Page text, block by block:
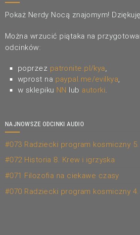
Pokaż Nerdy Nocą znajomym!
Można wrzucić piątaka na
odcinków:
poprzez patronite.pl/kya,
wprost na paypal.me/evilkya,
w sklepiku NN lub autorki.
NAJNOWSZE ODCINKI AUDIO
#073 Radziecki program kosmiczny
#072 Historia 8. Krew i igrzyska
#071 Filozofia na ciekawe czasy
#070 Radziecki program kosmiczny